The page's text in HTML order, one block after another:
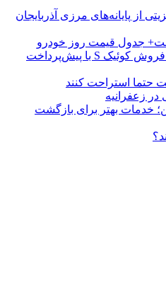
از پایانه‌های مرزی آذربایجان
جدول قیمت روز خودرو
ثبت‌نام جدید سایپا آغاز می‌شود؛ فروش کوئیک S با پیش‌پرداخت
حتما استراحت کنند
در زعفرانیه
خدمات بهتر برای بازگشت